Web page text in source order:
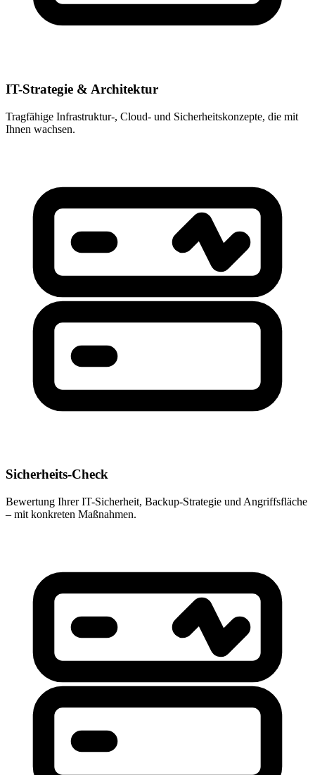
IT-Strategie & Architektur
Tragfähige Infrastruktur-, Cloud- und Sicherheitskonzepte, die mit
Ihnen wachsen.
Sicherheits-Check
Bewertung Ihrer IT-Sicherheit, Backup-Strategie und Angriffsfläche
– mit konkreten Maßnahmen.